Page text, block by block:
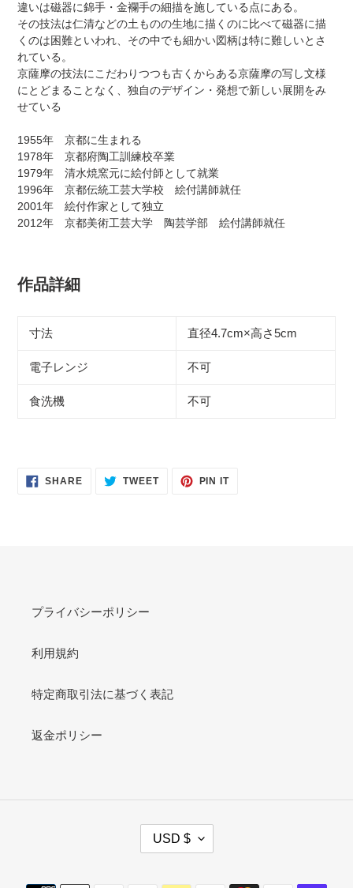
違いは磁器に錦手・金襴手の細描を施している点にある。
その技法は仁清などの土ものの生地に描くのに比べて磁器に描
くのは困難といわれ、その中でも細かい図柄は特に難しいとさ
れている。
京薩摩の技法にこだわりつつも古くからある京薩摩の写し文様
にとどまることなく、独自のデザイン・発想で新しい展開をみ
せている
1955年 京都に生まれる
1978年 京都府陶工訓練校卒業
1979年 清水焼窯元に絵付師として就業
1996年 京都伝統工芸大学校 絵付講師就任
2001年 絵付作家として独立
2012年 京都美術工芸大学 陶芸学部 絵付講師就任
作品詳細
寸法 直径4.7cm×高さ5cm
電子レンジ 不可
食洗機 不可
SHARESHARE TWEETTWEET
PIN ITPIN
プライバシーポリシー
利用規約
特定商取引法に基づく表記
返金ポリシー
USD $
Payment